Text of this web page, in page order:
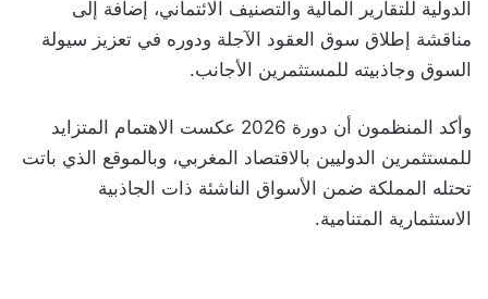
الدولية للتقارير المالية والتصنيف الائتماني، إضافة إلى
مناقشة إطلاق سوق العقود الآجلة ودوره في تعزيز سيولة
السوق وجاذبيته للمستثمرين الأجانب.
وأكد المنظمون أن دورة 2026 عكست الاهتمام المتزايد
للمستثمرين الدوليين بالاقتصاد المغربي، وبالموقع الذي باتت
تحتله المملكة ضمن الأسواق الناشئة ذات الجاذبية
الاستثمارية المتنامية.